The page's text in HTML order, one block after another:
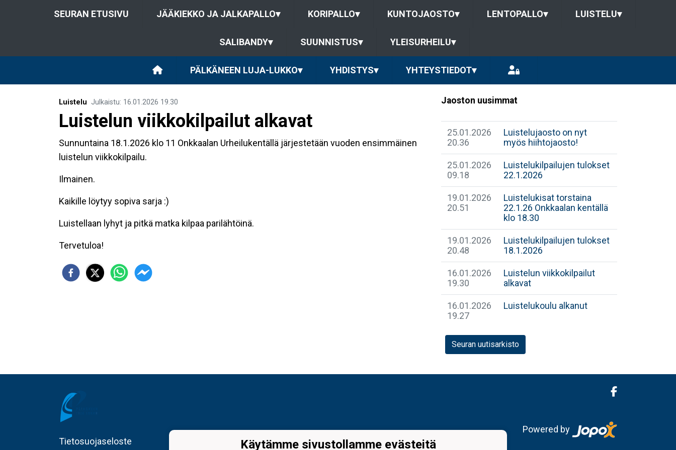
SEURAN ETUSIVU JÄÄKIEKKO JA JALKAPALLO▾ KORIPALLO▾ KUNTOJAOSTO▾ LENTOPALLO▾ LUISTELU▾
SALIBANDY▾ SUUNNISTUS▾ YLEISURHEILU▾
PÄLKÄNEEN LUJA-LUKKO▾ YHDISTYS▾ YHTEYSTIEDOT▾
Luistelu Julkaistu: 16.01.2026 19.30
Luistelun viikkokilpailut alkavat
Sunnuntaina 18.1.2026 klo 11 Onkkaalan Urheilukentällä järjestetään vuoden ensimmäinen
luistelun viikkokilpailu.
Ilmainen.
Kaikille löytyy sopiva sarja :)
Luistellaan lyhyt ja pitkä matka kilpaa parilähtöinä.
Tervetuloa!
Jaoston uusimmat
25.01.2026
20.36
Luistelujaosto on nyt
myös hiihtojaosto!
25.01.2026
09.18
Luistelukilpailujen tulokset
22.1.2026
19.01.2026
20.51
Luistelukisat torstaina
22.1.26 Onkkaalan kentällä
klo 18.30
19.01.2026
20.48
Luistelukilpailujen tulokset
18.1.2026
16.01.2026
19.30
Luistelun viikkokilpailut
alkavat
16.01.2026
19.27
Luistelukoulu alkanut
Seuran uutisarkisto
Tietosuojaseloste
Powered by
Käytämme sivustollamme evästeitä